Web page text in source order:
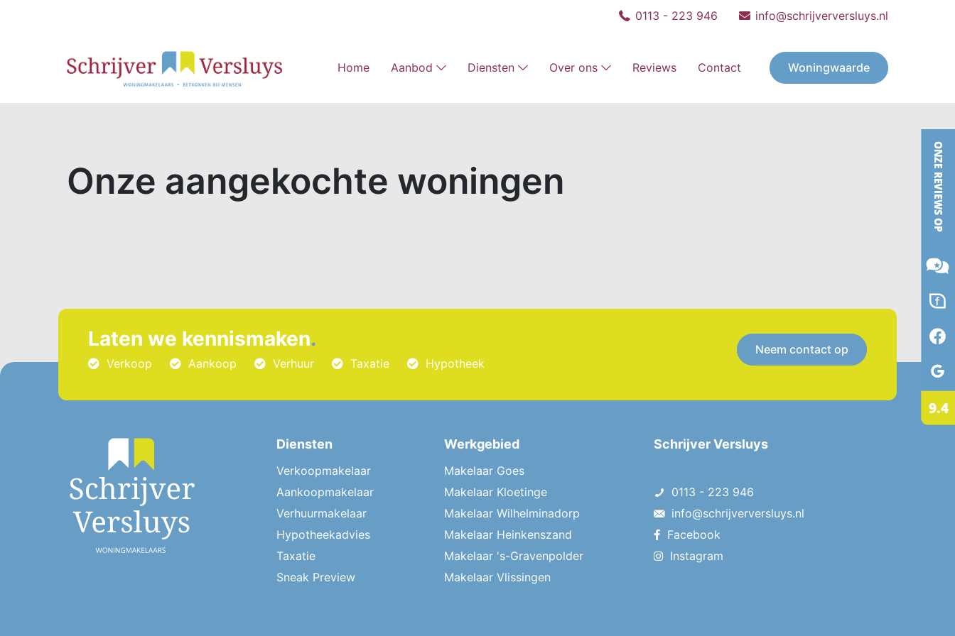
0113 - 223 946 info@schrijverversluys.nl
Home Aanbod Diensten Over ons Reviews Contact Woningwaarde
Onze aangekochte woningen
Laten we kennismaken.
Verkoop Aankoop Verhuur Taxatie Hypotheek
Neem contact op
Diensten
Verkoopmakelaar
Aankoopmakelaar
Verhuurmakelaar
Hypotheekadvies
Taxatie
Sneak Preview
Werkgebied
Makelaar Goes
Makelaar Kloetinge
Makelaar Wilhelminadorp
Makelaar Heinkenszand
Makelaar 's-Gravenpolder
Makelaar Vlissingen
Schrijver Versluys
0113 - 223 946
info@schrijverversluys.nl
Facebook
Instagram